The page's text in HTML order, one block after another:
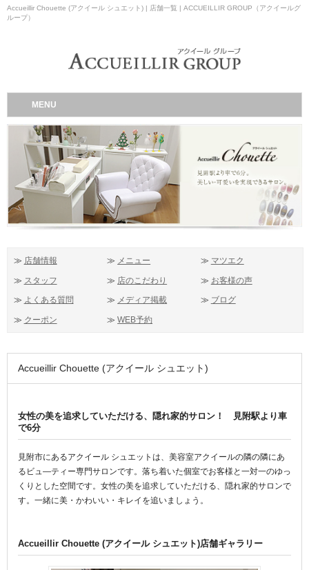
Accueillir Chouette (アクイール シュエット) | 店舗一覧 | ACCUEILLIR GROUP（アクイールグ
ループ）
MENU
≫ 店舗情報 ≫ メニュー ≫ マツエク
≫ スタッフ ≫ 店のこだわり ≫ お客様の声
≫ よくある質問 ≫ メディア掲載 ≫ ブログ
≫ クーポン ≫WEB予約
Accueillir Chouette (アクイール シュエット)
女性の美を追求していただける、隠れ家的サロン！ 見附駅より車
で6分
見附市にあるアクイール シュエットは、美容室アクイールの隣の隣にあ
るビュ―ティー専門サロンです。落ち着いた個室でお客様と一対一のゆっ
くりとした空間です。女性の美を追求していただける、隠れ家的サロンで
す。一緒に美・かわいい・キレイを追いましょう。
Accueillir Chouette (アクイール シュエット)店舗ギャラリー